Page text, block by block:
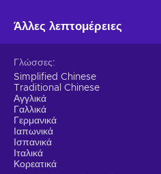
Άλλες λεπτομέρειες
Γλώσσες
Simplified Chinese
Traditional Chinese
Αγγλικά
Γαλλικά
Γερμανικά
Ιαπωνικά
Ισπανικά
Ιταλικά
Κορεατικά